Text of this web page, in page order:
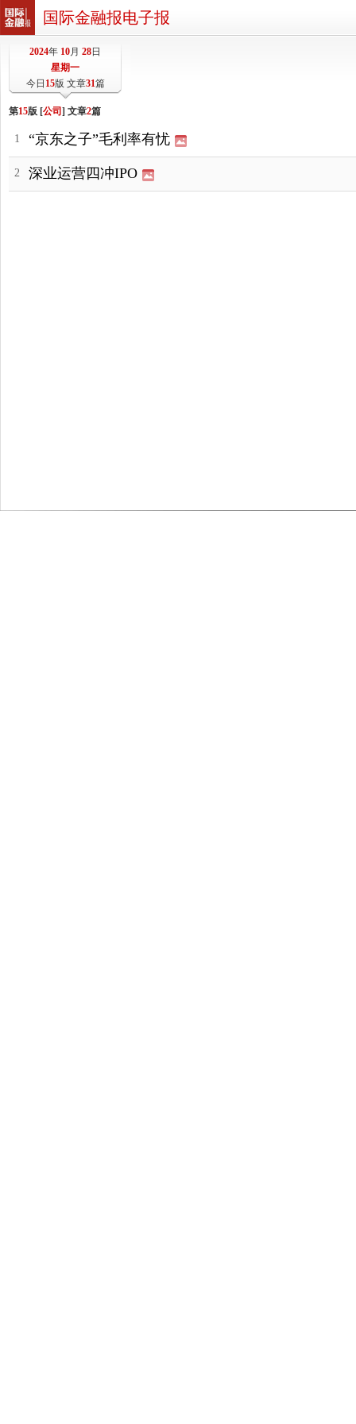
国际金融报电子报
2024年 10月 28日
星期一
今日 15版 文章31篇
第15版 [公司 ] 文章2篇
1 “京东之子”毛利率有忧
2 深业运营四冲IPO